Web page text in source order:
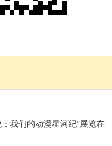
我们的动漫星河纪”展览在